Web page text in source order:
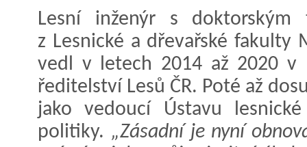
Lesní inženýr s doktorským
z Lesnické a dřevařské fakulty
vedl v letech 2014 až 2020 v
ředitelství Lesů ČR. Poté až
jako vedoucí Ústavu
politiky. „Zásadní je nyní